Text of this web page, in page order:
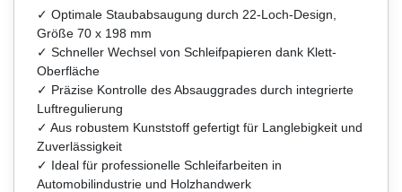
✓ Optimale Staubabsaugung durch 22-Loch-Design,
Größe 70 x 198 mm
✓ Schneller Wechsel von Schleifpapieren dank Klett-
Oberfläche
✓ Präzise Kontrolle des Absauggrades durch integrierte
Luftregulierung
✓ Aus robustem Kunststoff gefertigt für Langlebigkeit und
Zuverlässigkeit
✓ Ideal für professionelle Schleifarbeiten in
Automobilindustrie und Holzhandwerk